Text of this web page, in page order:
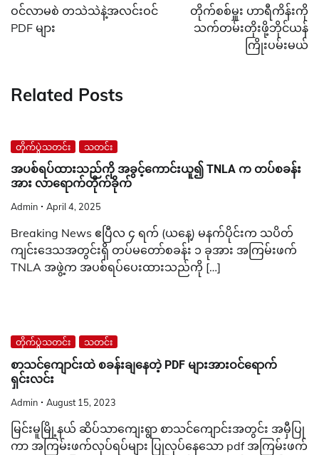
navigation
ဝင်လာမစဲ တသဲသဲနဲ့အလင်းဝင်
PDF များ
တိုက်စစ်မှူး ဟာရီကိန်းကို
သက်တမ်းတိုးဖို့ဘိုင်ယန်
ကြိုးပမ်းမယ်
Related Posts
တိုက်ပွဲသတင်း သတင်း
အပစ်ရပ်ထားသည်ကို အခွင့်ကောင်းယူ၍ TNLA က တပ်စခန်း
အား လာရောက်တိုက်ခိုက်
Admin April 4, 2025
Breaking News ဧပြီလ ၄ ရက် (ယနေ့) မနက်ပိုင်းက သပိတ်
ကျင်းဒေသအတွင်းရှိ တပ်မတော်စခန်း ၁ ခုအား အကြမ်းဖက်
TNLA အဖွဲ့က အပစ်ရပ်ပေးထားသည်ကို […]
တိုက်ပွဲသတင်း သတင်း
စာသင်ကျောင်းထဲ စခန်းချနေတဲ့ PDF များအားဝင်ရောက်
ရှင်းလင်း
Admin August 15, 2023
မြင်းမူမြို့နယ် ဆိပ်သာကျေးရွာ စာသင်ကျောင်းအတွင်း အမှီပြု
ကာ အကြမ်းဖက်လုပ်ရပ်များ ပြုလုပ်နေသော pdf အကြမ်းဖက်